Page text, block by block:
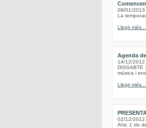
09/01/2013
La
Llegir més...
Agenda
14/12/2012
DISSABTE
música i
Llegir més...
02/12/2012
Ahir, 1 de